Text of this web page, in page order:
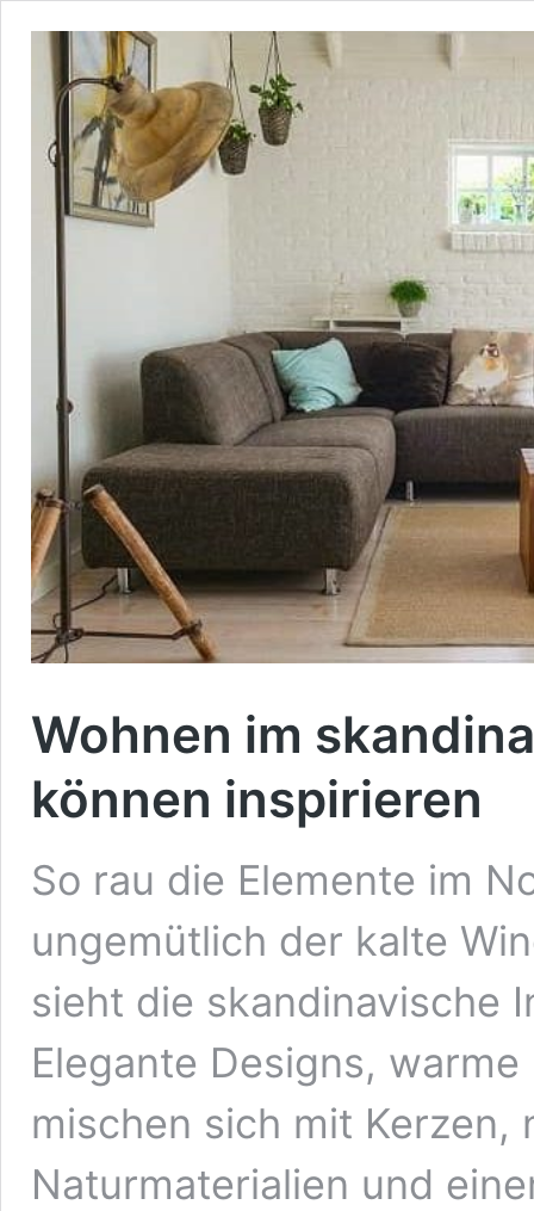
Wohnen im
können inspirieren
So rau die Elemente im
ungemütlich der kalte
sieht die skandinavische
Elegante Designs,
mischen sich mit Kerzen,
Naturmaterialien und